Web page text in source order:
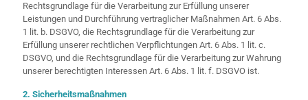
Rechtsgrundlage für die Verarbeitung zur Erfüllung unserer
Leistungen und Durchführung vertraglicher Maßnahmen Art. 6 Abs.
1 lit. b. DSGVO, die Rechtsgrundlage für die Verarbeitung zur
Erfüllung unserer rechtlichen Verpflichtungen Art. 6 Abs. 1 lit. c.
DSGVO, und die Rechtsgrundlage für die Verarbeitung zur Wahrung
unserer berechtigten Interessen Art. 6 Abs. 1 lit. f. DSGVO ist.
2. Sicherheitsmaßnahmen